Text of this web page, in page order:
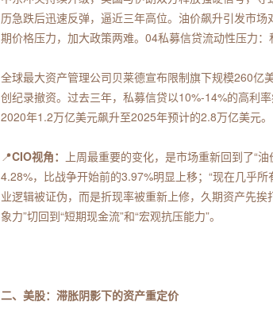
历急跌后迅速反弹，逼近三年高位。油价飙升引发市
期价格压力，加大政策两难。04私募信贷流动性压力
全球最大资产管理公司贝莱德宣布限制旗下规模260亿
创纪录撤资。过去三年，私募信贷以10%-14%的高利
2020年1.2万亿美元飙升至2025年预计的2.8万亿美元。
📍CIO视角：
上周最重要的变化，是市场重新回到了
4.28%，比战争开始前的3.97%明显上移；“现在几乎
业逻辑被证伪，而是折现率被重新上修，久期资产先
象力”切回到“短期现金流”和“宏观抗压能力”。
二、美股：滞胀阴影下的资产重定价